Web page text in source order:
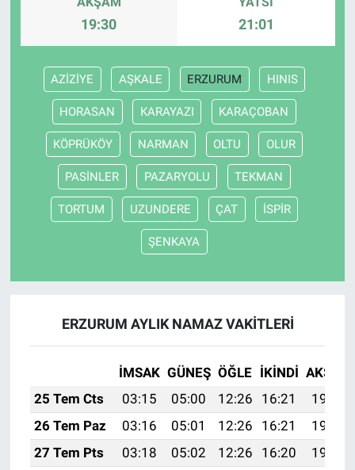
19:30 21:01
AZİZİYE AŞKALE ERZURUM HINIS
HORASAN KARAYAZI KARAÇOBAN
KÖPRÜKÖY NARMAN OLTU OLUR
PASİNLER PAZARYOLU TEKMAN
TORTUM UZUNDERE ÇAT İSPİR
ŞENKAYA
ERZURUM AYLIK NAMAZ VAKITLERI
İMSAK GÜNEŞ ÖĞLE İKINDI AKŞAM
25 Tem Cts
03:15 05:00 12:26 16:21
19:43
26 Tem Paz
03:16 05:01 12:26 16:21
19:42
27 Tem Pts
03:18 05:02 12:26 16:20
19:41